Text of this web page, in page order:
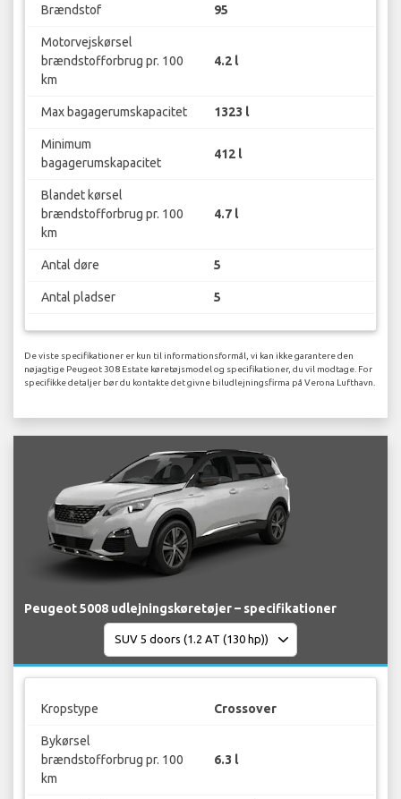
Brændstof 95
Motorvejskørsel
brændstofforbrug pr. 100
km
4.2 l
Max bagagerumskapacitet 1323 l
Minimum
bagagerumskapacitet
412 l
Blandet kørsel
brændstofforbrug pr. 100
km
4.7 l
Antal døre 5
Antal pladser 5
De viste specifikationer er kun til informationsformål, vi kan ikke garantere den
nøjagtige Peugeot 308 Estate køretøjsmodel og specifikationer, du vil modtage. For
specifikke detaljer bør du kontakte det givne biludlejningsfirma på Verona Lufthavn.
Peugeot 5008 udlejningskøretøjer – specifikationer
Kropstype Crossover
Bykørsel
brændstofforbrug pr. 100
km
6.3 l